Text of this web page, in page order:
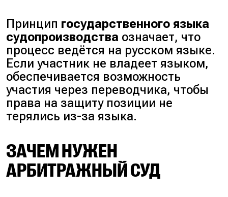
Принцип государственного языка
судопроизводства означает, что
процесс ведётся на русском языке.
Если участник не владеет языком,
обеспечивается возможность
участия через переводчика, чтобы
права на защиту позиции не
терялись из-за языка.
ЗАЧЕМ НУЖЕН
АРБИТРАЖНЫЙ СУД